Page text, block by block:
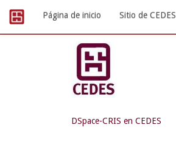
navigation
Página de inicio Sitio de CEDES
DSpace-CRIS en CEDES